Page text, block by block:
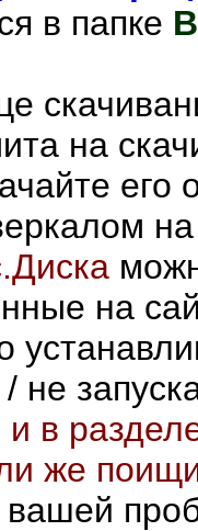
в папке
на
его
на
не
и в
же
вашей